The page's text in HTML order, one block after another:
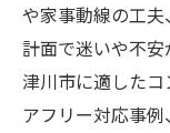
や家事動線の工
計面で迷いや不
津川市に適した
アフリー対応事